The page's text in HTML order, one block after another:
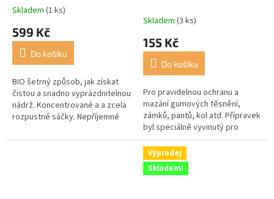
Průměrné
produktu
2,0
5
hvězdiček.
Skladem (1 ks)
599 Kč
Do košíku
BIO šetrný způsob, jak získat
čistou a snadno vyprázdnitelnou
nádrž. Koncentrované a a zcela
rozpustné sáčky. Nepříjemné
Skladem (3 ks)
155 Kč
Do košíku
Pro pravidelnou ochranu a
mazání gumových těsnění,
zámků, pantů, kol atd. Přípravek
byl speciálně vyvinutý pro
ochranu šoupátkových těsnění
toalet před vyschnutím a
zteřením,...
Výprodej
Skladem!